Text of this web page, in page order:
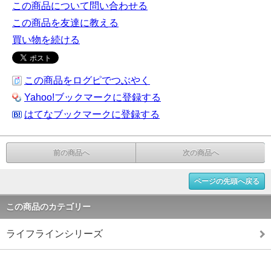
この商品について問い合わせる
この商品を友達に教える
買い物を続ける
この商品をログピでつぶやく
Yahoo!ブックマークに登録する
はてなブックマークに登録する
前の商品へ 次の商品へ
ページの先頭へ戻る
この商品のカテゴリー
ライフラインシリーズ